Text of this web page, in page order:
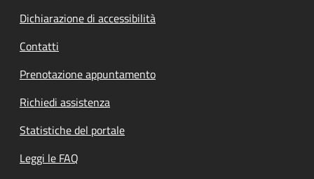
Dichiarazione di accessibilità
Contatti
Prenotazione appuntamento
Richiedi assistenza
Statistiche del portale
Leggi le FAQ